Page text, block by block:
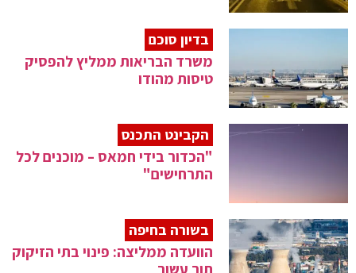
בדיון סוכם
משרד הבריאות ממליץ להפסיק
טיסות מהודו
הקבינט התכנס
"הכדור בידי חמאס – מוכנים לכל
התרחישים"
בשורה בחיפה
הוועדה ממליצה: פינוי בתי הזיקוק
תוך עשור